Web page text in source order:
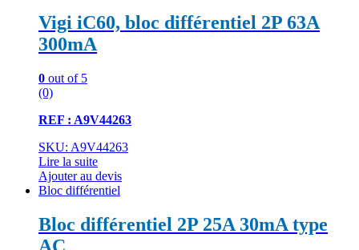
Vigi iC60, bloc différentiel 2P 63A
300mA
0 out of 5
(0)
REF : A9V44263
SKU: A9V44263
Lire la suite
Ajouter au devis
Bloc différentiel
Bloc différentiel 2P 25A 30mA type